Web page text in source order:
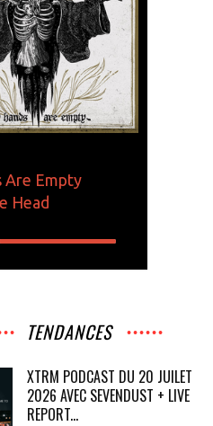
TENDANCES
XTRM PODCAST DU 20 JUILET
2026 AVEC SEVENDUST + LIVE
REPORT...